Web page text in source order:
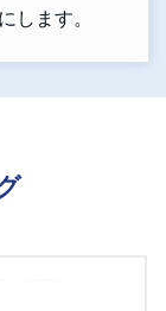
します。